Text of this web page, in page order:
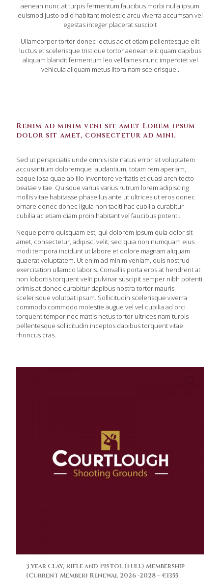
aenean nunc at turpis fermentum faucibus morbi nulla ipsum
euismod justo odio habitant molestie arcu viverra accumsan vel
egestas integer placerat suscipit
Ullamcorper tortor donec lectus ac et etiam pellentesque elit
luctus et scelerisque tristique tortor aenean elit quam dapibus
aliquam blandit fermentum leo vel fames nunc imperdiet vel
vehicula aliquam metus litora nam scelerisque..
Renim ad minim veni sit amet Lorem ipsum
dolor sit amet, consectetur ad mini.
Sed ut perspiciatis unde omnis iste natus error sit voluptatem
accusantium doloremque laudantium, totam rem aperiam,
eaque ipsa quae ab illo inventore veritatis et quasi architecto
beatae vitae. Quisque varius varius rutrum lorem adipiscing
mollis vitae habitasse phasellus ante ut ultrices ut eros donec
ornare donec donec ligula non taciti hac cubilia curabitur
cubilia ac etiam diam proin habitant vel faucibus potenti.
Neque porro quisquam est, qui dolorem ipsum quia dolor sit
amet, consectetur, adipisci velit, sed quia non numquam eius
modi tempora incidunt ut labore et dolore magnam aliquam
quaerat voluptatem. Ut enim ad minim veniam, quis nostrud
exercitation ullamco laboris. Convallis porta eros at hendrerit at
non lobortis torquent velit pulvinar suscipit semper nibh potenti
primis at donec curabitur dapibus nostra tortor mauris
scelerisque volutpat ipsum. Sollicitudin scelerisque viverra
commodo commodo molestie augue vel vel cubilia ad orci
torquent tempor nec mattis netus tortor ultrices nam turpis
pellentesque sollicitudin inceptos dapibus torquent vitae
rhoncus cras.
3 year Clay, Rifle and Pistol (Full) Membership
(Current Member) Renewal 2026 -2028 – €1355